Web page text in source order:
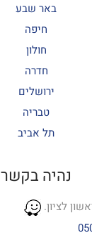
באר שבע
חיפה
חולון
חדרה
ירושלים
טבריה
תל אביב
נהיה בקשר